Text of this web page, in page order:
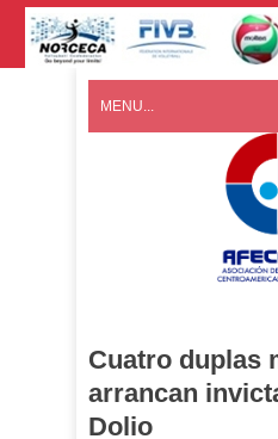
MENU...
Cuatro duplas
arrancan
Dolio